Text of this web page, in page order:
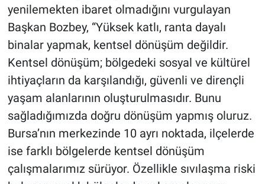
yenilemekten ibaret olmadığını vurgulayan
Başkan Bozbey, “Yüksek katlı, ranta dayalı
binalar yapmak, kentsel dönüşüm değildir.
Kentsel dönüşüm; bölgedeki sosyal ve kültürel
ihtiyaçların da karşılandığı, güvenli ve dirençli
yaşam alanlarının oluşturulmasıdır. Bunu
sağladığımızda doğru dönüşüm yapmış oluruz.
Bursa’nın merkezinde 10 ayrı noktada, ilçelerde
ise farklı bölgelerde kentsel dönüşüm
çalışmalarımız sürüyor. Özellikle sıvılaşma riski